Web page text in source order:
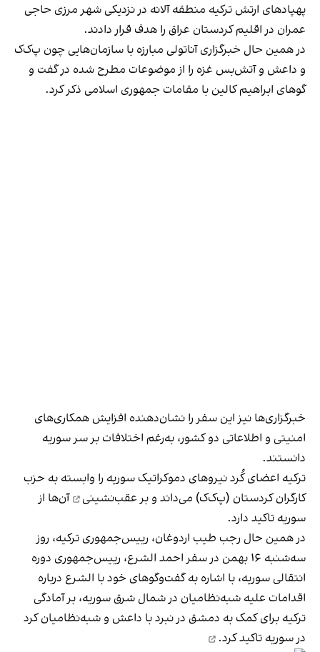
پهپادهای ارتش ترکیه منطقه آلانه در نزدیکی شهر مرزی حاجی
عمران در اقلیم کردستان عراق را هدف قرار دادند.
در همین حال خبرگزاری آناتولی مبارزه با سازمان‌هایی چون پ‌ک‌ک
و داعش و آتش‌بس غزه را از موضوعات مطرح شده در گفت و
گوهای ابراهیم کالین با مقامات جمهوری اسلامی ذکر کرد.
خبرگزاری‌ها نیز این سفر را نشان‌دهنده افزایش همکاری‌های
امنیتی و اطلاعاتی دو کشور، به‌رغم اختلافات بر سر سوریه
دانستند.
ترکیه اعضای کُرد نیروهای دموکراتیک سوریه را وابسته به حزب
کارگران کردستان (پ‌ک‌ک) می‌داند و برعقب‌نشینی
آن‌ها از
سوریه تاکید دارد.
در همین حال رجب طیب اردوغان، رییس‌جمهوری ترکیه، روز
سه‌شنبه ۱۶ بهمن در سفر احمد الشرع، رییس‌جمهوری دوره
انتقالی سوریه، با اشاره به گفت‌وگوهای خود با الشرع درباره
اقدامات علیه شبه‌نظامیان در شمال شرق سوریه، بر آمادگی
ترکیه برای کمک به دمشق در نبرد با داعش و شبه‌نظامیان کرد
در سوریه تاکید کرد.